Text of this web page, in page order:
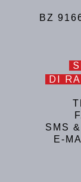
BZ
DI
SMS
E-